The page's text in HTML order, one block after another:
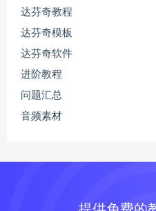
达芬奇教程
达芬奇模板
达芬奇软件
进阶教程
问题汇总
音频素材